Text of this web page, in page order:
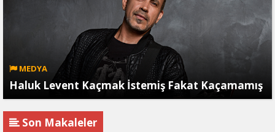
MEDYA
Haluk Levent Kaçmak İstemiş Fakat Kaçamamış
Son Makaleler